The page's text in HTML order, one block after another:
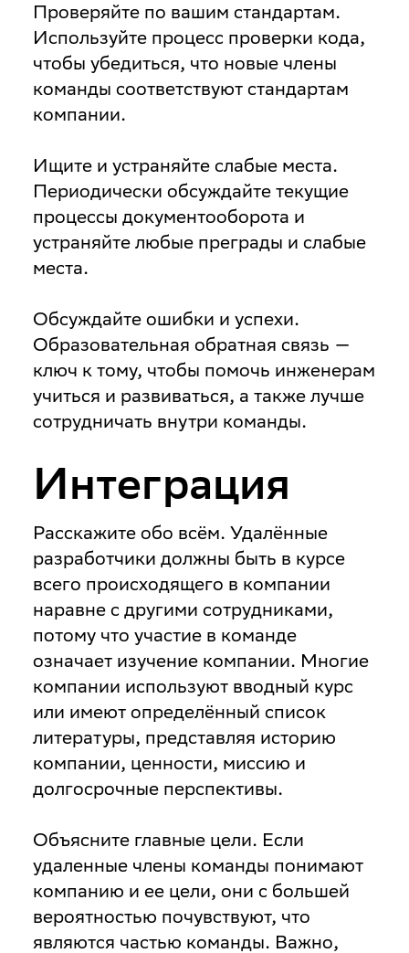
Проверяйте по вашим стандартам.
Используйте процесс проверки кода,
чтобы убедиться, что новые члены
команды соответствуют стандартам
компании.
Ищите и устраняйте слабые места.
Периодически обсуждайте текущие
процессы документооборота и
устраняйте любые преграды и слабые
места.
Обсуждайте ошибки и успехи.
Образовательная обратная связь —
ключ к тому, чтобы помочь инженерам
учиться и развиваться, а также лучше
сотрудничать внутри команды.
Интеграция
Расскажите обо всём. Удалённые
разработчики должны быть в курсе
всего происходящего в компании
наравне с другими сотрудниками,
потому что участие в команде
означает изучение компании. Многие
компании используют вводный курс
или имеют определённый список
литературы, представляя историю
компании, ценности, миссию и
долгосрочные перспективы.
Объясните главные цели. Если
удаленные члены команды понимают
компанию и ее цели, они с большей
вероятностью почувствуют, что
являются частью команды. Важно,